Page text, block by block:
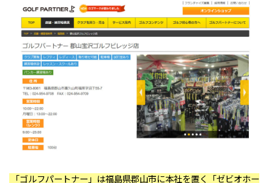
「ゴルフパートナー」は福島県郡山市に本社を置く「ゼビオホー